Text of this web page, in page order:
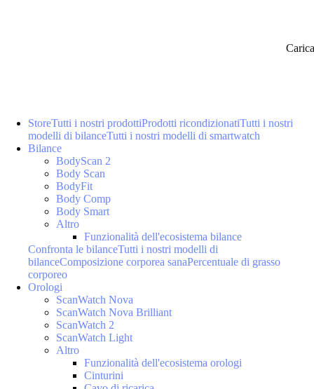
StoreTutti i nostri prodottiProdotti ricondizionatiTutti i nostri
modelli di bilanceTutti i nostri modelli di smartwatch
Bilance
BodyScan 2
Body Scan
BodyFit
Body Comp
Body Smart
Altro
Funzionalità dell'ecosistema bilance
Confronta le bilanceTutti i nostri modelli di
bilanceComposizione corporea sanaPercentuale di grasso
corporeo
Orologi
ScanWatch Nova
ScanWatch Nova Brilliant
ScanWatch 2
ScanWatch Light
Altro
Funzionalità dell'ecosistema orologi
Cinturini